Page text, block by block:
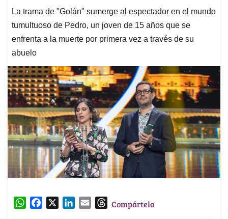
La trama de "Golán" sumerge al espectador en el mundo
tumultuoso de Pedro, un joven de 15 años que se
enfrenta a la muerte por primera vez a través de su
abuelo
W
TCompártelo